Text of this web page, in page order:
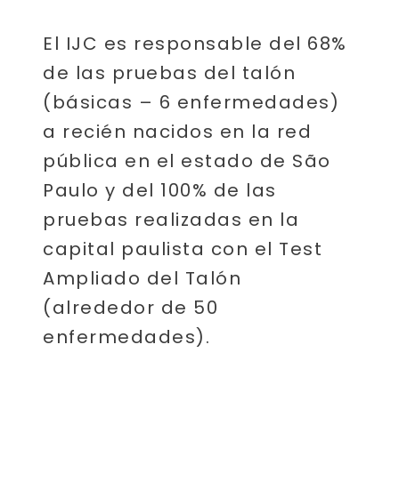
El IJC es responsable del 68%
de las pruebas del talón
(básicas – 6 enfermedades)
a recién nacidos en la red
pública en el estado de São
Paulo y del 100% de las
pruebas realizadas en la
capital paulista con el Test
Ampliado del Talón
(alrededor de 50
enfermedades).